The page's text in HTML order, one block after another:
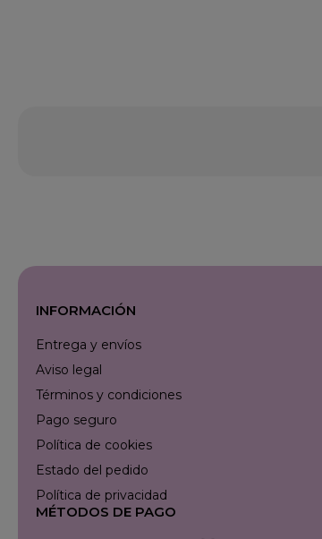
INFORMACIÓN
Entrega y envíos
Aviso legal
Términos y condiciones
Pago seguro
Política de cookies
Estado del pedido
Política de privacidad
MÉTODOS DE PAGO